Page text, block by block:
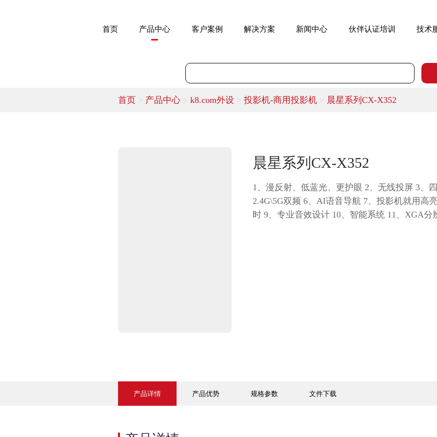
首页 产品中心 客户案例 解决方案 新闻中心 伙伴认证培训 技术
首页 > 产品中心> k8.com外设 > 投影机-商用投影机> 晨星系列CX-X352
晨星系列CX-X352
1、漫反射、低蓝光、更护眼 2、无线投屏 3、
2.4G\5G双频 6、AI语音导航 7、投影机就用高
时 9、专业音效设计 10、智能系统 11、XGA分
产品详情 产品优势 规格参数 文件下载